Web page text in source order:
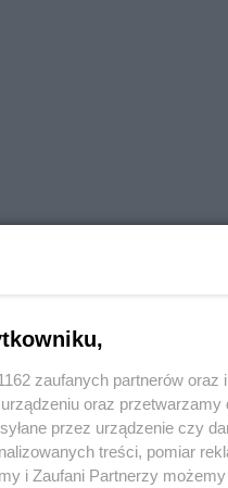
zaufanych partnerów
oraz
przez urządzenie czy
treści, pomiar
i Zaufani Partnerzy